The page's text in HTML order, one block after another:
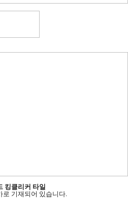
킹클리커 타일
로 기재되어 있습니다.